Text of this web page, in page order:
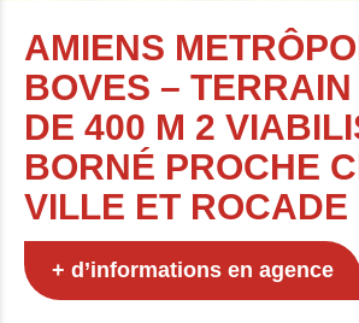
AMIENS
BOVES –
DE 400 M 2
BORNÉ PROCHE
VILLE ET ROCADE
+ d’informations en agence